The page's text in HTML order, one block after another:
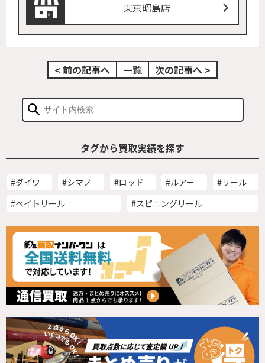
東京昭島店
< 前の記事へ 一覧 次の記事へ >
タグから買取実績を探す
#ダイワ #シマノ #ロッド #ルアー
#リール
#ベイトリール
#スピニングリール